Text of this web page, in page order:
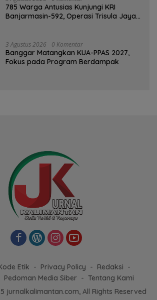
785 Warga Antusias Kunjungi KRI
Banjarmasin-592, Operasi Trisula Jaya
3 Agustus 2026 0 Komentar
‎Banggar Matangkan KUA-PPAS 2027,
Fokus pada Program Berdampak
Etik Privacy Policy
Redaksi
Pedoman Media Siber
Tentang Kami
jurnalkalimantan.com, All Rights Reserved